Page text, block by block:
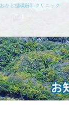
かど循環器科クリニック
お